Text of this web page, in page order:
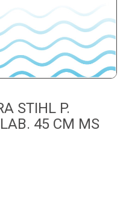
STIHL P.
45 CM MS